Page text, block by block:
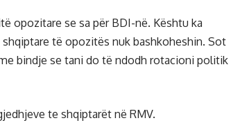
opozitare se sa për BDI-në. Kështu ka
të opozitës nuk bashkoheshin. Sot
bindje se tani do të ndodh rotacioni politik
te shqiptarët në RMV.